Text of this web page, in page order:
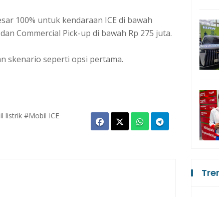
100% untuk kendaraan ICE di bawah
Commercial Pick-up di bawah Rp 275 juta.
skenario seperti opsi pertama.
listrik #Mobil ICE